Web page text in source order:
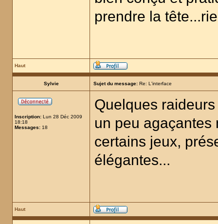
prendre la
Haut
Sylvie Sujet du message: Re: L'interface
Inscription: Lun 28 Déc 2009
18:18
Messages: 18
Quelques
un peu agaçantes
certains jeux,
élégantes...
Haut